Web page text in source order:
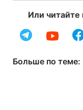
Или читайте
Больше по теме: